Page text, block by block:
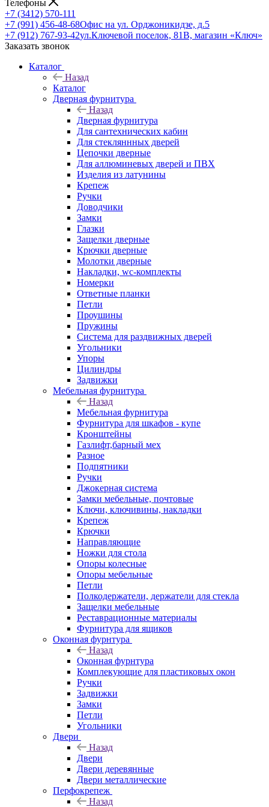
Телефоны
+7 (3412) 570-111
+7 (991) 456-48-68Офис на ул. Орджоникидзе, д.5
+7 (912) 767-93-42ул.Ключевой поселок, 81В, магазин «Ключ»
Заказать звонок
Каталог
Назад
Каталог
Дверная фурнитура
Назад
Дверная фурнитура
Для сантехнических кабин
Для стекляннных дверей
Цепочки дверные
Для аллюминевых дверей и ПВХ
Изделия из латунины
Крепеж
Ручки
Доводчики
Замки
Глазки
Защелки дверные
Крючки дверные
Молотки дверные
Накладки, wc-комплекты
Номерки
Ответные планки
Петли
Проушины
Пружины
Система для раздвижных дверей
Угольники
Упоры
Цилиндры
Задвижки
Мебельная фурнитура
Назад
Мебельная фурнитура
Фурнитура для шкафов - купе
Кронштейны
Газлифт,барный мех
Разное
Подпятники
Ручки
Джокерная система
Замки мебельные, почтовые
Ключи, ключивины, накладки
Крепеж
Крючки
Направляющие
Ножки для стола
Опоры колесные
Опоры мебельные
Петли
Полкодержатели, держатели для стекла
Защелки мебельные
Реставрационные материалы
Фурнитура для ящиков
Оконная фурнтура
Назад
Оконная фурнтура
Комплекующие для пластиковых окон
Ручки
Задвижки
Замки
Петли
Угольники
Двери
Назад
Двери
Двери деревянные
Двери металлические
Перфокрепеж
Назад